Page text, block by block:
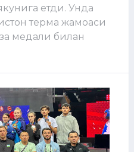
етди. Унда
терма жамоаси
медали билан